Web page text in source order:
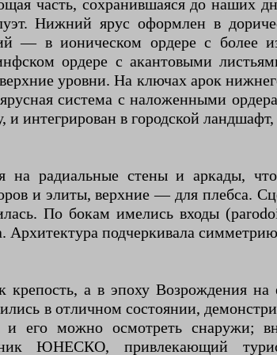
часть, сохранившаяся до наших
Нижний ярус оформлен в
— в ионическом ордере с более
ордере с акантовыми
уровни. На ключах арок
система с наложенными
и интегрирован в городской
на радиальные стены и аркады,
и элиты, верхние — для плебса.
По бокам имелись входы
Архитектура подчеркивала
крепость, а в эпоху Возрождения
в отличном состоянии,
его можно осмотреть снаружи;
ЮНЕСКО, привлекающий